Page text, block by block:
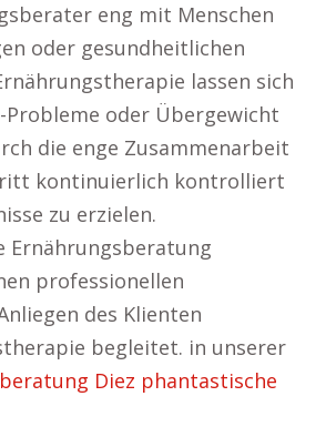
eng mit Menschen
oder gesundheitlichen
lassen sich
oder Übergewicht
die enge Zusammenarbeit
kontinuierlich kontrolliert
zu erzielen.
Ernährungsberatung
professionellen
des Klienten
begleitet. in unserer
Diez phantastische